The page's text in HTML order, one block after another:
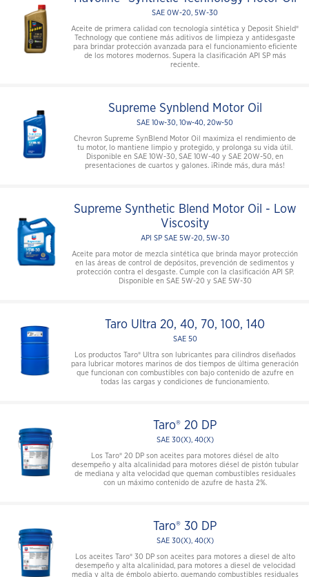
SAE 0W-20, 5W-30
Aceite de primera calidad con tecnología sintética y Deposit Shield®
Technology que contiene más aditivos de limpieza y antidesgaste
para brindar protección avanzada para el funcionamiento eficiente
de los motores modernos. Supera la clasificación API SP más
reciente.
Supreme Synblend Motor Oil
SAE 10w-30, 10w-40, 20w-50
Chevron Supreme SynBlend Motor Oil maximiza el rendimiento de
tu motor, lo mantiene limpio y protegido, y prolonga su vida útil.
Disponible en SAE 10W-30, SAE 10W-40 y SAE 20W-50, en
presentaciones de cuartos y galones. ¡Rinde más, dura más!
Supreme Synthetic Blend Motor Oil - Low
Viscosity
API SP SAE 5W-20, 5W-30
Aceite para motor de mezcla sintética que brinda mayor protección
en las áreas de control de depósitos, prevención de sedimentos y
protección contra el desgaste. Cumple con la clasificación API SP.
Disponible en SAE 5W-20 y SAE 5W-30
Taro Ultra 20, 40, 70, 100, 140
SAE 50
Los productos Taro® Ultra son lubricantes para cilindros diseñados
para lubricar motores marinos de dos tiempos de última generación
que funcionan con combustibles con bajo contenido de azufre en
todas las cargas y condiciones de funcionamiento.
Taro® 20 DP
SAE 30(X), 40(X)
Los Taro® 20 DP son aceites para motores diésel de alto
desempeño y alta alcalinidad para motores diésel de pistón tubular
de mediana y alta velocidad que queman combustibles residuales
con un máximo contenido de azufre de hasta 2%.
Taro® 30 DP
SAE 30(X), 40(X)
Los aceites Taro® 30 DP son aceites para motores a diesel de alto
desempeño y alta alcalinidad, para motores a diesel de velocidad
media y alta de émbolo abierto, quemando combustibles residuales